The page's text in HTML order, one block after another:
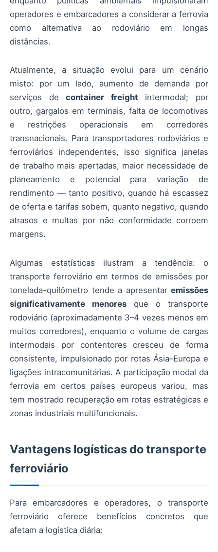
operadores e embarcadores a considerar a ferrovia
como alternativa ao rodoviário em longas
distâncias.
Atualmente, a situação evolui para um cenário
misto: por um lado, aumento de demanda por
serviços decontainer freight intermodal; por
outro, gargalos em terminais, falta de locomotivas
e restrições operacionais em corredores
transnacionais. Para transportadores rodoviários e
ferroviários independentes, isso significa janelas
de trabalho mais apertadas, maior necessidade de
planeamento e potencial para variação de
rendimento — tanto positivo, quando há escassez
de oferta e tarifas sobem, quanto negativo, quando
atrasos e multas por não conformidade corroem
margens.
Algumas estatísticas ilustram a tendência: o
transporte ferroviário em termos de emissões por
tonelada-quilômetro tende a apresentar emissões
significativamente menores que o transporte
rodoviário (aproximadamente 3–4 vezes menos em
muitos corredores), enquanto o volume de cargas
intermodais por contentores cresceu de forma
consistente, impulsionado por rotas Ásia–Europa e
ligações intracomunitárias. A participação modal da
ferrovia em certos países europeus variou, mas
tem mostrado recuperação em rotas estratégicas e
zonas industriais multifuncionais.
Vantagens logísticas do transporte
ferroviário
Para embarcadores e operadores, o transporte
ferroviário oferece benefícios concretos que
afetam a logística diária: